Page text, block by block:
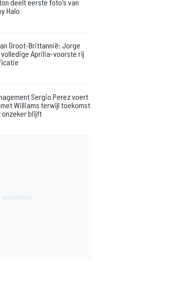
deelt eerste foto's van
Halo
Groot-Brittannië: Jorge
Aprilia-voorste rij
Sergio Perez voert
Williams terwijl toekomst
onzeker blijft